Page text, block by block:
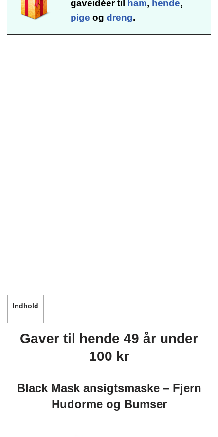
gaveidéer til ham, hende,
pige og dreng.
Indhold
Gaver til hende 49 år under
100 kr
Black Mask ansigtsmaske – Fjern
Hudorme og Bumser